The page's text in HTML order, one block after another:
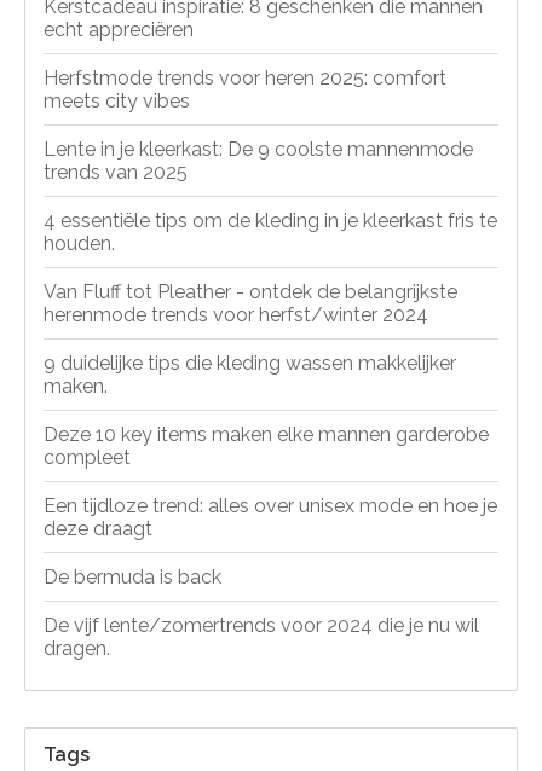
Kerstcadeau inspiratie: 8 geschenken die mannen
echt appreciëren
Herfstmode trends voor heren 2025: comfort
meets city vibes
Lente in je kleerkast: De 9 coolste mannenmode
trends van 2025
4 essentiële tips om de kleding in je kleerkast fris te
houden.
Van Fluff tot Pleather - ontdek de belangrijkste
herenmode trends voor herfst/winter 2024
9 duidelijke tips die kleding wassen makkelijker
maken.
Deze 10 key items maken elke mannen garderobe
compleet
Een tijdloze trend: alles over unisex mode en hoe je
deze draagt
De bermuda is back
De vijf lente/zomertrends voor 2024 die je nu wil
dragen.
Tags